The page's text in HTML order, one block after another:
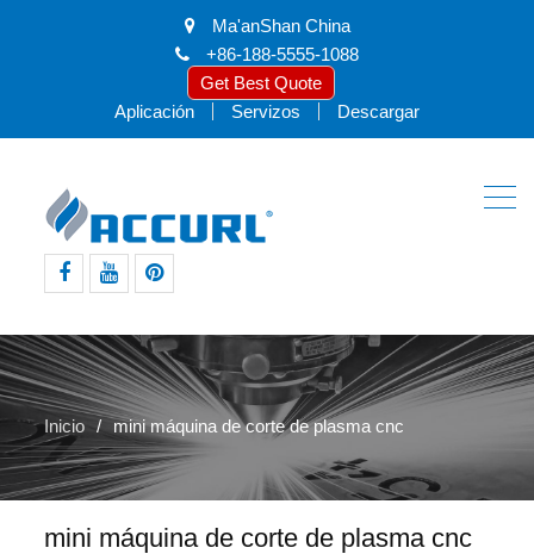
Ma'anShan China
+86-188-5555-1088
Get Best Quote
Aplicación
Servizos Descargar
Inicio mini máquina de corte de plasma cnc
mini máquina de corte de plasma cnc